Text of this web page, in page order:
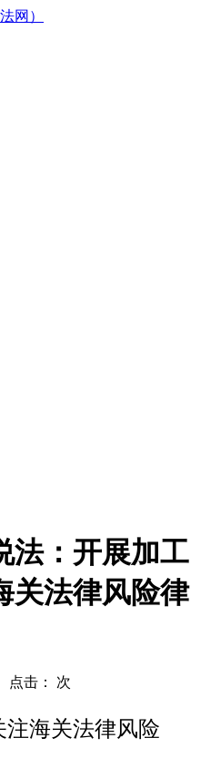
法：开展加工
关法律风险律
击： 次
海关法律风险